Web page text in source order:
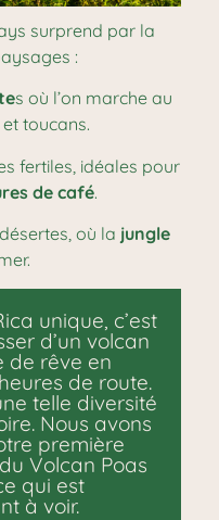
surprend par la
:
s où l’on marche au
toucans.
fertiles, idéales pour
de café.
où la jungle
unique, c’est
d’un volcan
de rêve en
de route.
telle diversité
Nous avons
première
Volcan Poas
qui est
à voir.